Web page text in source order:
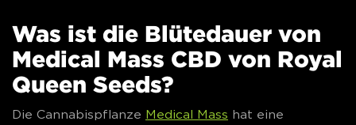
Was ist die Blütedauer von
Medical Mass CBD von Royal
Queen Seeds?
Die Cannabispflanze Medical Mass hat eine